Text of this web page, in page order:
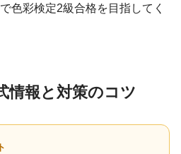
色彩検定2級合格を目指してく
情報と対策のコツ